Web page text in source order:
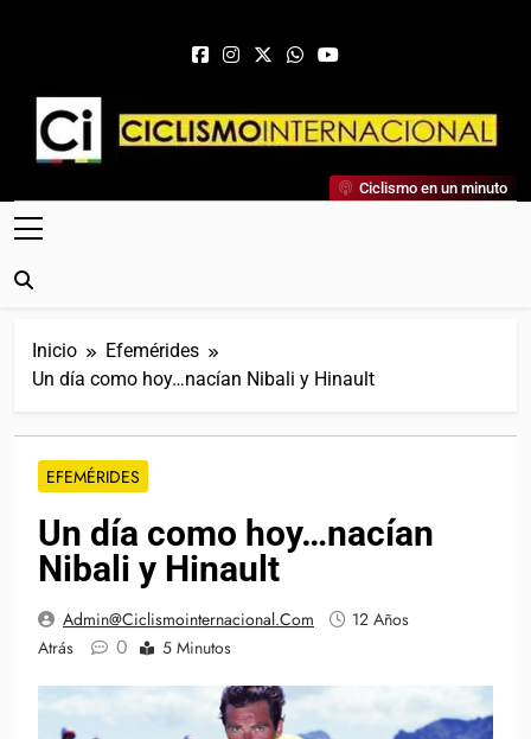
Ciclismo Internacional
Web Dedicada Al Ciclismo Mundial. Entrevistas, Análisis,
Crónicas, Previas Y Más. La Web Ciclista De Referencia.
Ciclismo en un minuto
Inicio
Efemérides
Un día como hoy…nacían Nibali y Hinault
EFEMÉRIDES
Un día como hoy…nacían
Nibali y Hinault
Admin@ciclismointernacional.com
12 Años
Atrás
0 5 Minutos